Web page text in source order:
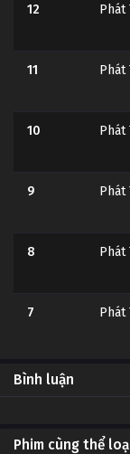
12 Phát
11 Phát
10 Phát
9 Phát
8 Phát
7 Phát
6
Phát
Bình luận
Phim cùng thể